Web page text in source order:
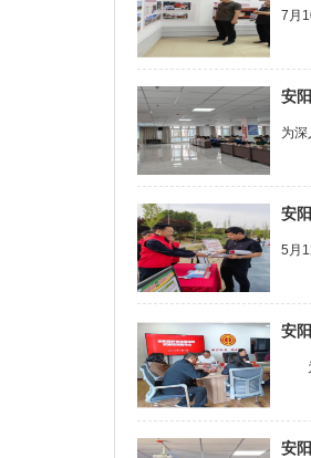
7月
安
为
安
5月
安
为
安